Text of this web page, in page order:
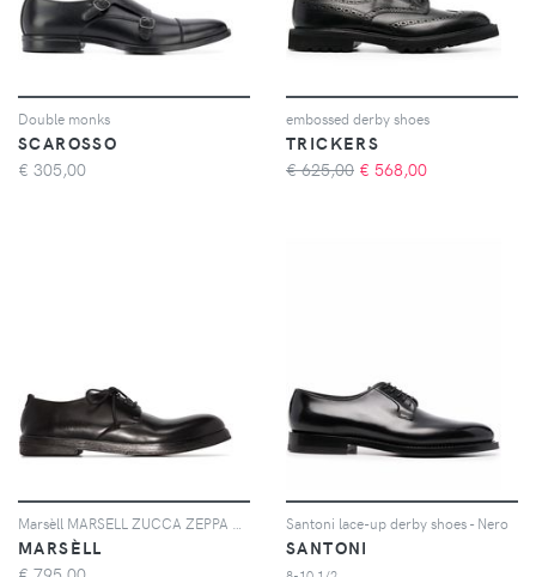
Double monks
SCAROSSO
€ 305,00
embossed derby shoes
TRICKERS
€ 625,00 € 568,00
MARSÈLL
Santoni lace-up derby shoes - Nero
SANTONI